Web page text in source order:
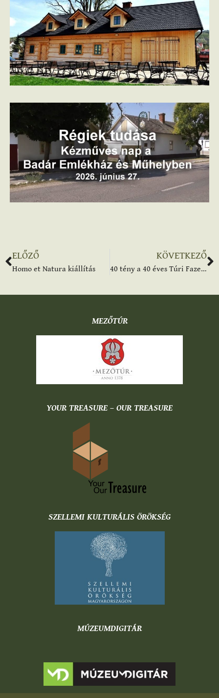
ELŐZŐ
Homo et Natura kiállítás
KÖVETKEZŐ
40 tény a 40 éves Túri Fazekas Múzeumról
MEZŐTÚR
YOUR TREASURE – OUR TREASURE
SZELLEMI KULTURÁLIS ÖRÖKSÉG
MÚZEUMDIGITÁR